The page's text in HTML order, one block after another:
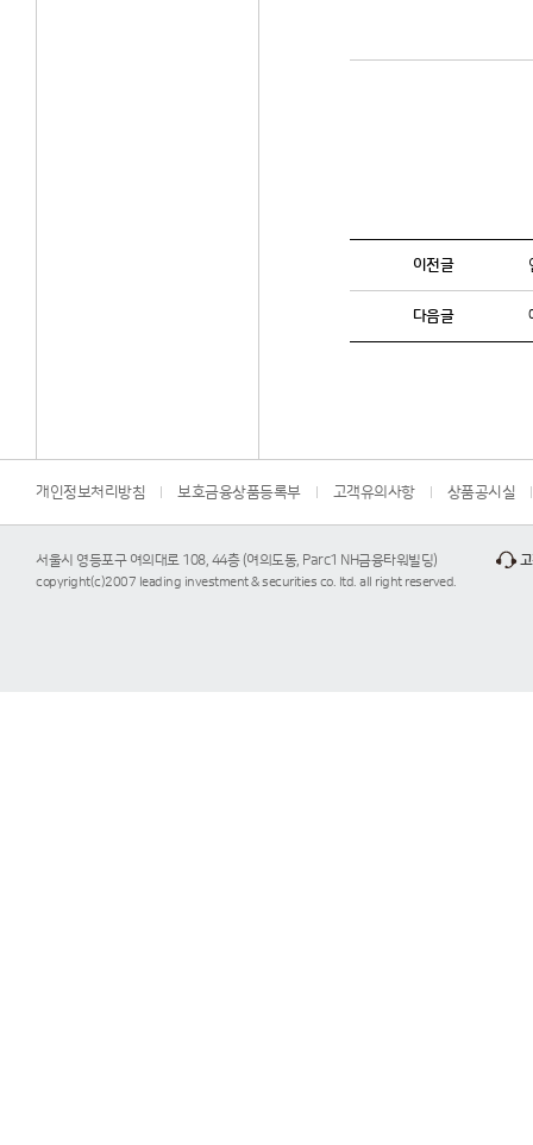
이전글
다음글
개인정보처리방침 보호금융상품등록부 고객유의사항 상품공시실
서울시 영등포구 여의대로 108, 44층 (여의도동, Parc1 NH금융타워빌딩)
copyright(c)2007 leading investment & securities co. ltd. all right reserved.